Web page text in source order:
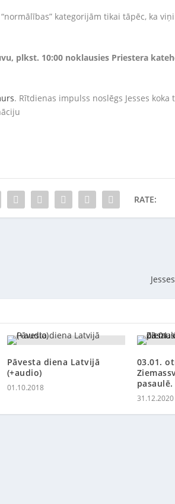
kategorijām tikai tāpēc, ka
plkst. 10:00 noklausies Priestera
. Rītdienas impulss noslēgs Jesses
RATE:
Pāvesta diena Latvijā
(+audio)
01.10.2018
03.01.
pasaulē.
31.12.2020